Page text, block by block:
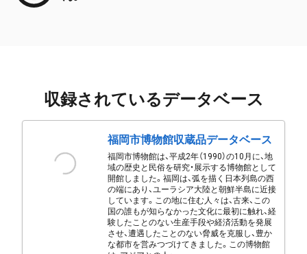
収録されているデータベース
福岡市博物館収蔵品データベース
福岡市博物館は、平成2年（1990）の10月に、地
域の歴史と民俗を研究・展示する博物館として
開館しました。福岡は、弧を描く日本列島の西
の端にあり、ユーラシア大陸と朝鮮半島に近接
しています。この地に住む人々は、古来、この
国の誰もが知らなかった文化に最初に触れ、経
験したことのない生産手段や経済活動を発展
させ、遭遇したことのない脅威を克服し、豊か
な都市を営みつづけてきました。この博物館